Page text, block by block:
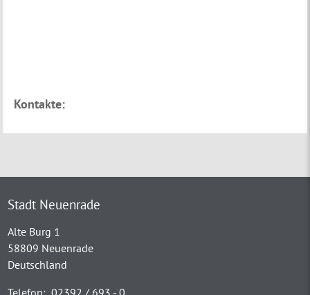
Kontakte:
Stadt Neuenrade
Alte Burg 1
58809 Neuenrade
Deutschland
Telefon: 02392 / 693 - 0